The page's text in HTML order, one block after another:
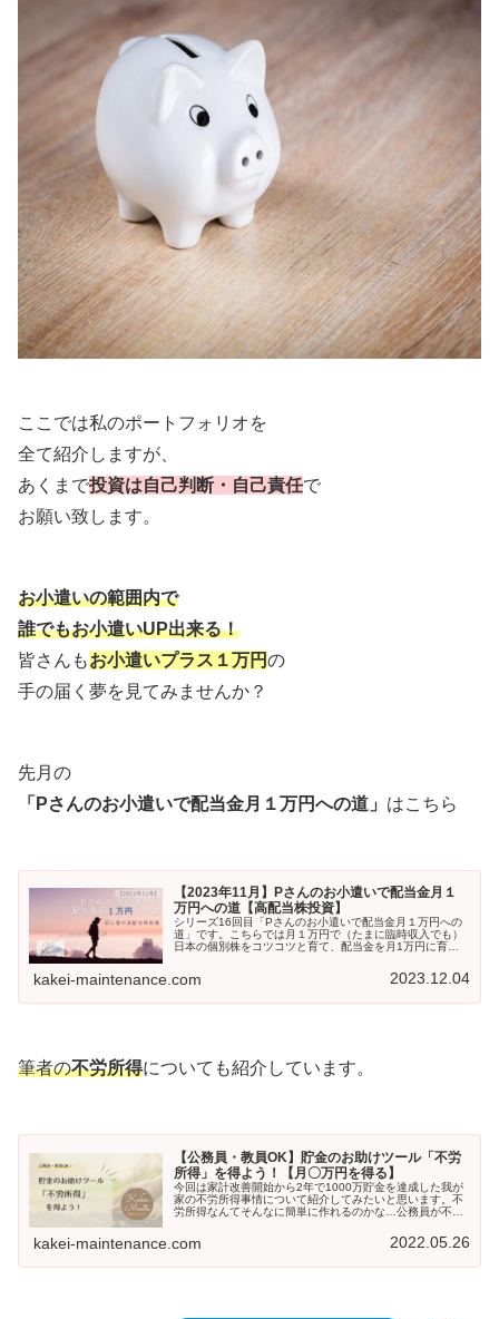
ここでは私のポートフォリオを
全て紹介しますが、
あくまで投資は自己判断・自己責任で
お願い致します。
お小遣いの範囲内で
誰でもお小遣いUP出来る！
皆さんもお小遣いプラス１万円の
手の届く夢を見てみませんか？
先月の
「Pさんのお小遣いで配当金月１万円への道」 はこちら
【2023年11月】Pさんのお小遣いで配当金月１
万円への道【高配当株投資】
シリーズ16回目「Pさんのお小遣いで配当金月１万円への
道」です。こちらでは月１万円で（たまに臨時収入でも）
日本の個別株をコツコツと育て、配当金を月1万円に育て
kakei-maintenance.com 2023.12.04
筆者の不労所得についても紹介しています。
【公務員・教員OK】貯金のお助けツール「不労
所得」を得よう！【月〇万円を得る】
今回は家計改善開始から2年で1000万貯金を達成した我が
家の不労所得事情について紹介してみたいと思います。不
労所得なんてそんなに簡単に作れるのかな…公務員が不労
kakei-maintenance.com 2022.05.26